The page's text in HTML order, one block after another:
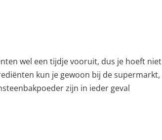
wel een tijdje vooruit, dus je hoeft niet
kun je gewoon bij de supermarkt,
zijn in ieder geval